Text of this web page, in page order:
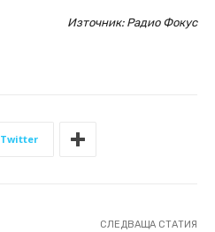
Източник: Радио Фокус
Twitter
СЛЕДВАЩА СТАТИЯ